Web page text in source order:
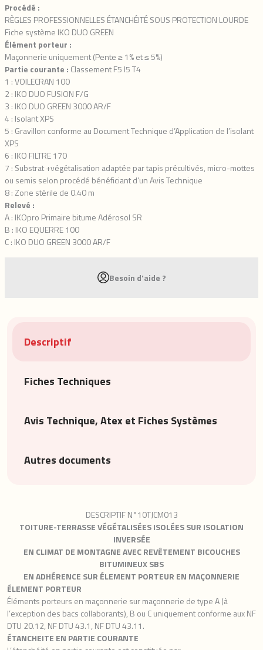
Procédé :
RÈGLES PROFESSIONNELLES ÉTANCHÉITÉ SOUS PROTECTION LOURDE
Fiche système IKO DUO GREEN
Élément porteur :
Maçonnerie uniquement (Pente ≥ 1% et ≤ 5%)
Partie courante : Classement F5 I5 T4
1 : VOILECRAN 100
2 : IKO DUO FUSION F/G
3 : IKO DUO GREEN 3000 AR/F
4 : Isolant XPS
5 : Gravillon conforme au Document Technique d’Application de l’isolant
XPS
6 : IKO FILTRE 170
7 : Substrat +végétalisation adaptée par tapis précultivés, micro-mottes
ou semis selon procédé bénéficiant d’un Avis Technique
8 : Zone stérile de 0.40 m
Relevé :
A : IKOpro Primaire bitume Adérosol SR
B : IKO EQUERRE 100
C : IKO DUO GREEN 3000 AR/F
Besoin d'aide ?
Descriptif
Fiches Techniques
Avis Technique, Atex et Fiches Systèmes
Autres documents
DESCRIPTIF N°10TJCM013
TOITURE-TERRASSE VÉGÉTALISÉES ISOLÉES SUR ISOLATION
INVERSÉE
EN CLIMAT DE MONTAGNE AVEC REVÊTEMENT BICOUCHES
BITUMINEUX SBS
EN ADHÉRENCE SUR ÉLEMENT PORTEUR EN MAÇONNERIE
ÉLEMENT PORTEUR
Éléments porteurs en maçonnerie sur maçonnerie de type A (à
l’exception des bacs collaborants), B ou C uniquement conforme aux NF
DTU 20.12, NF DTU 43.1, NF DTU 43.11.
ÉTANCHEITE EN PARTIE COURANTE